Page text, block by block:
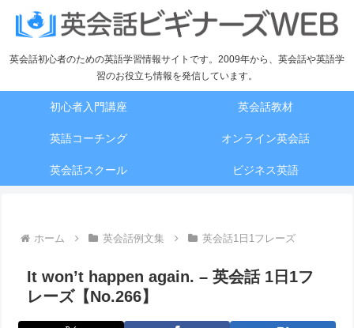
英会話初心者のための英語学習情報サイトです。2009年から、英会話や英語学
習のお役立ち情報を発信しています。
初心者入門講座 英会話教材
英語コーチング オンライン英会話
英会話スクール ビジネス英語
ホーム 英会話例文集 英会話1日1フレーズ
It won’t happen again. – 英会話 1日1フ
レーズ【No.266】